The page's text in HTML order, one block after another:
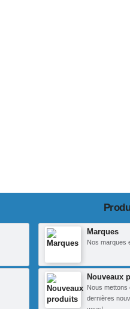
Marques
Nos marques
Nouveaux
Nous mettons
dernières